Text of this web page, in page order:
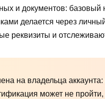
и документов: базовый
делается через
реквизиты и
на владельца аккаунта:
может не пройти,